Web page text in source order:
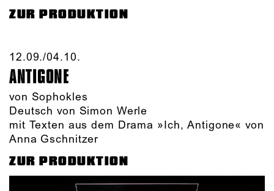
ZUR PRODUKTION
12.09./​04.10.​
ANTIGONE
von Sophokles
Deutsch von Simon Werle
mit Texten aus dem Drama »Ich, Antigone« von
Anna Gschnitzer
ZUR PRODUKTION